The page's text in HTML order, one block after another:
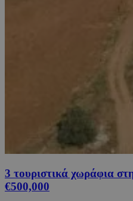
3 τουριστικά χωράφια
€500,000